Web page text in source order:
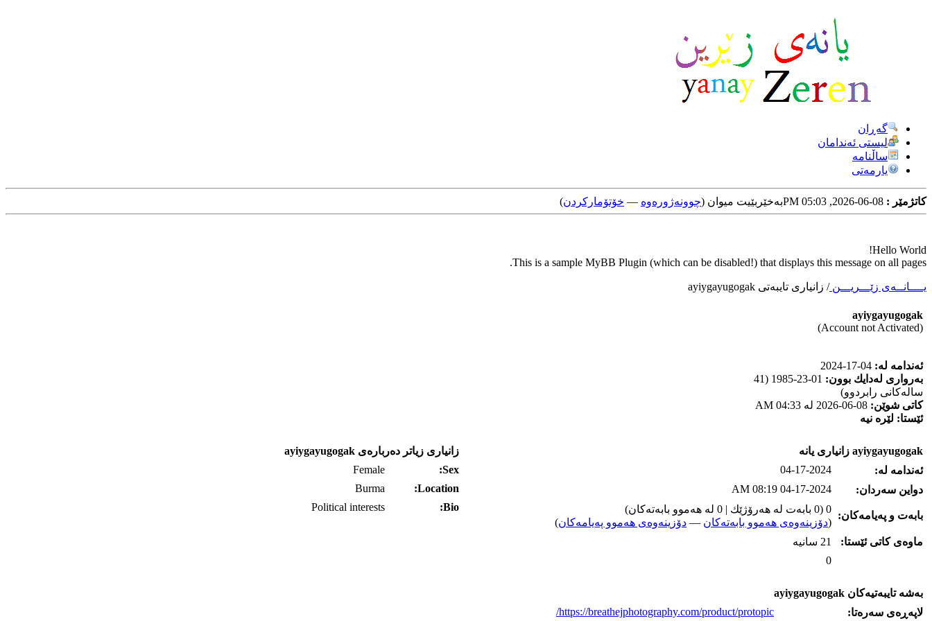
گه‌ڕان
لیستی ئه‌ندامان
ساڵنامه
یارمه‌تی
کاتژمێر : به‌خێربێیت میوان (چوونه‌ژوره‌وه‌ — خۆتۆمارکردن)
Hello World!
This is a sample MyBB Plugin (which can be disabled!) that displays this message on all pages.
یــــانــه‌ی زێـــریـــن/ زانیاری تایبه‌تی ayiygayugogak
ayiygayugogak
(Account not Activated)
ئه‌ندامه‌ له‌:
به‌رواری له‌دایك بوون:
01-23-1985 (41
ساله‌كانی رابردوو)
كاتی شوێن:
ئێستا: لێره‌ نیه‌
ayiygayugogak زانیاری یانه‌
ئه‌ندامه‌ له‌:
04-17-2024
دواین سه‌ردان:
04-17-2024 08:19 AM
بابه‌ت و په‌یامه‌کان:
0 (0 بابه‌ت له‌ هه‌رۆژێك | 0 له‌ هه‌موو بابه‌ته‌كان)
(دۆزینه‌وه‌ی هه‌موو بابه‌ته‌کان — دۆزینه‌وه‌ی هه‌موو په‌یامه‌کان)
ماوه‌ی كاتی ئێستا:
21 سانیه‌
0
به‌شه‌ تایبه‌تیه‌کان ayiygayugogak
لاپه‌ڕه‌ی سه‌ره‌تا:
https://breathejphotography.com/product/protopic/
زانیاری زیاتر ده‌رباره‌ی ayiygayugogak
Sex:
Female
Location:
Burma
Bio:
Political interests